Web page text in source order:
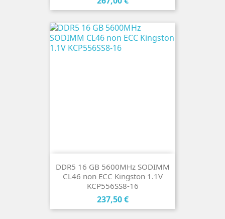
DDR5 16 GB 5600MHz SODIMM
CL46 non ECC Kingston 1.1V
KCP556SS8-16
Cena
237,50 €